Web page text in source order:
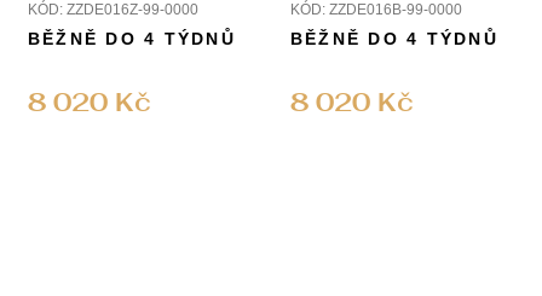
KÓD: ZZDE016Z-99-0000
8 020 Kč
BĚŽNĚ DO 4 TÝDNŮ
KÓD: ZZDE016B-99-0000
8 020 Kč
BĚŽNĚ DO 4 TÝDNŮ